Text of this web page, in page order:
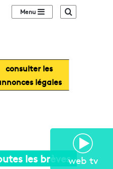
web tv
Sidebar (barre
consulter les
légales
les brèves